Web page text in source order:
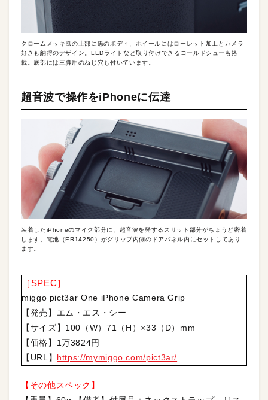
クロームメッキ風の上部に黒のボディ、ホイールにはローレット加工とカメラ
好きも納得のデザイン。LEDライトなど取り付けできるコールドシューも搭
載。底部には三脚用のねじ穴も付いています。
超音波で操作をiPhoneに伝達
装着したiPhoneのマイク部分に、超音波を発するスリット部分がちょうど密着
します。電池（ER14250）がグリップ内側のドアパネル内にセットしてあり
ます。
［SPEC］
miggo pict3ar One iPhone Camera Grip
【発売】エム・エス・シー
【サイズ】100（W）71（H）×33（D）mm
【価格】1万3824円
【URL】 https://mymiggo.com/pict3ar/
【その他スペック】